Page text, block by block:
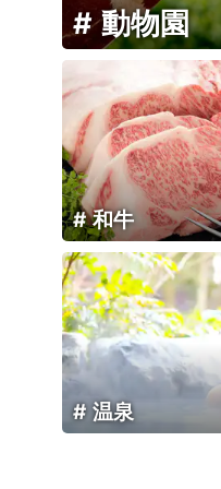
動物園
和牛
温泉